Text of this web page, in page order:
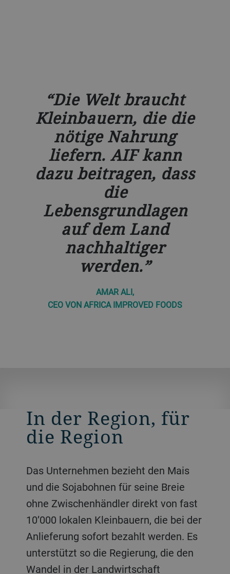
Die Welt braucht
Kleinbauern, die die
nötige Nahrung
liefern. AIF kann
dazu beitragen, dass
die
Lebensgrundlagen
auf dem Land
nachhaltiger
werden.
AMAR ALI,
CEO VON AFRICA IMPROVED FOODS
In der Region, für
die Region
Das Unternehmen bezieht den Mais
und die Sojabohnen für seine Breie
ohne Zwischenhändler direkt von fast
10’000 lokalen Kleinbauern, die bei der
Anlieferung sofort bezahlt werden. Es
unterstützt so die Regierung, die den
Wandel in der Landwirtschaft